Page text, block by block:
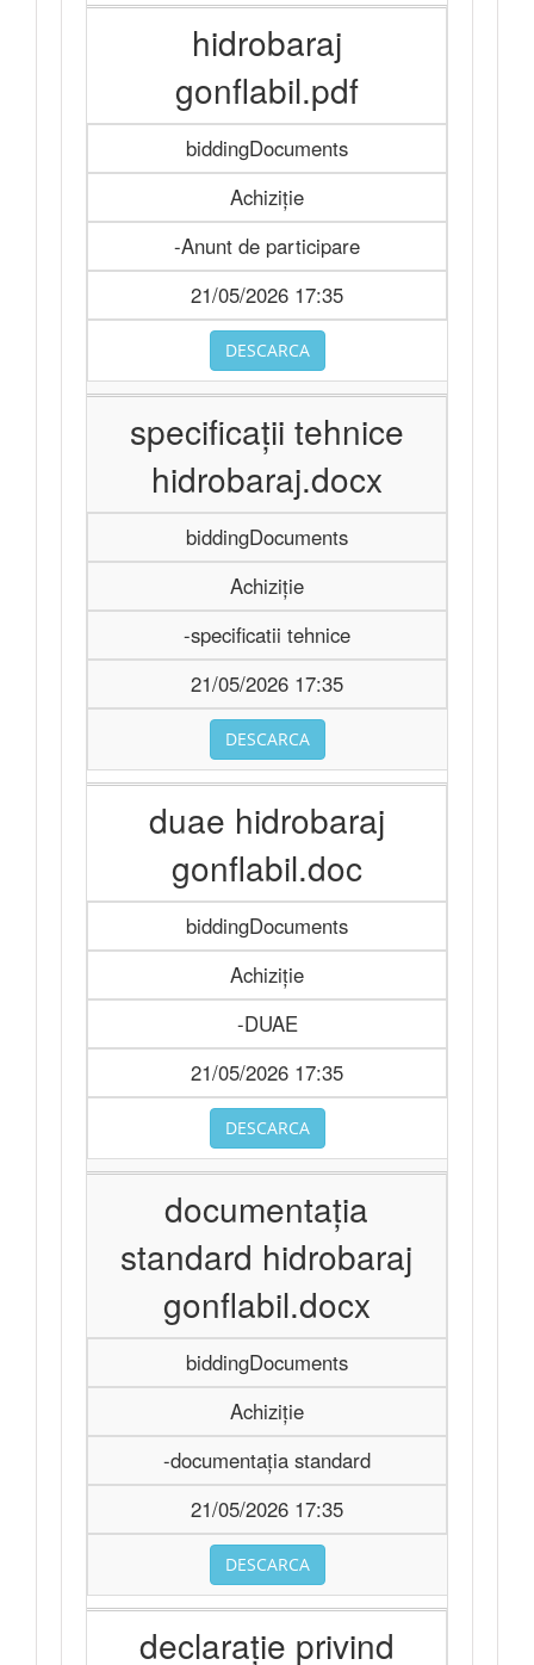
hidrobaraj
gonflabil.pdf
biddingDocuments
Achiziție
-Anunt de participare
21/05/2026 17:35
DESCARCA
specificații tehnice
hidrobaraj.docx
biddingDocuments
Achiziție
-specificatii tehnice
21/05/2026 17:35
DESCARCA
duae hidrobaraj
gonflabil.doc
biddingDocuments
Achiziție
-DUAE
21/05/2026 17:35
DESCARCA
documentația
standard hidrobaraj
gonflabil.docx
biddingDocuments
Achiziție
-documentația standard
21/05/2026 17:35
DESCARCA
declaraţie privind